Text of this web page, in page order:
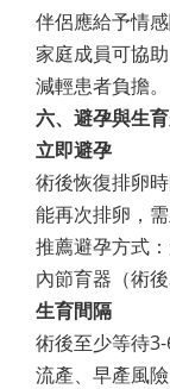
伴侶應給予情
家庭成員可協
減輕患者負擔。
六、避孕與生
立即避孕
術後恢復排卵
能再次排卵，
推薦避孕方式
內節育器（術
生育間隔
術後至少等待
流產、早產風險